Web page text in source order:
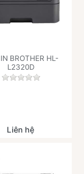
sản phẩm này.
BROTHER HL-
L2320D
Chưa có đánh giá
Liên hệ